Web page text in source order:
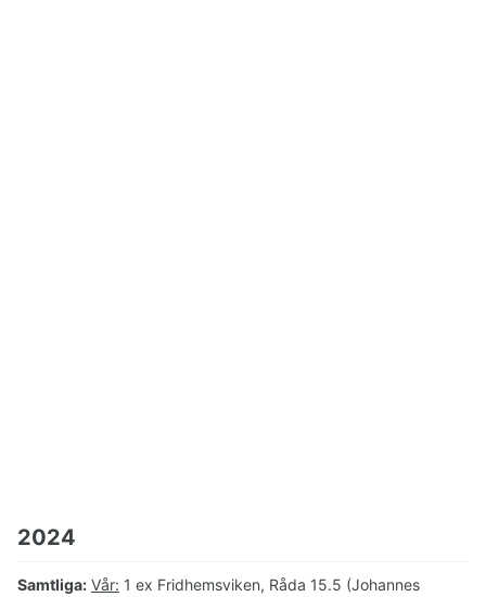
2024
Samtliga: Vår: 1 ex Fridhemsviken, Råda 15.5 (Johannes